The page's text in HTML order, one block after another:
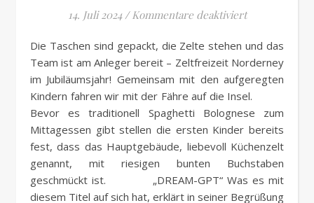
14. Juli 2024 / Kommentare deaktiviertfür
Die Taschen sind gepackt, die Zelte stehen und das
Team ist am Anleger bereit – Zeltfreizeit Norderney
im Jubiläumsjahr! Gemeinsam mit den aufgeregten
Kindern fahren wir mit der Fähre auf die Insel.
Bevor es traditionell Spaghetti Bolognese zum
Mittagessen gibt stellen die ersten Kinder bereits
fest, dass das Hauptgebäude, liebevoll Küchenzelt
genannt, mit riesigen bunten Buchstaben
geschmückt ist. „DREAM-GPT“ Was es mit
diesem Titel auf sich hat, erklärt in seiner Begrüßung